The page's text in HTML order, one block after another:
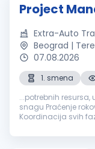
Project
Extra-Auto
Beograd |
07.08.2026
1. smena
...potrebnih
snagu Praćenje
Koordinacija svih
podizvođača...